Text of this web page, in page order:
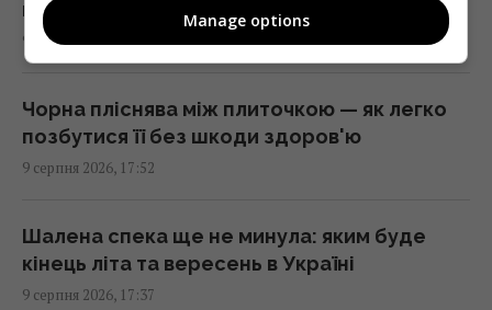
17:28 неділя, 09 серпня 2026
10 серпня: церковне свято сьогодні, чому
цього дня треба погладити чорного кота
17:10 неділя, 09 серпня 2026
У РФ кажуть про пуски Х-101 із носіїв КАБів
Су-34: аналітики оцінили, чи це можливо
17:01 неділя, 09 серпня 2026
варіння: помилка більшості кулінарів
9 серпня 2026, 18:20
Чорна пліснява між плиточкою — як легко
позбутися її без шкоди здоров'ю
9 серпня 2026, 17:52
Шалена спека ще не минула: яким буде
кінець літа та вересень в Україні
9 серпня 2026, 17:37
Manage options